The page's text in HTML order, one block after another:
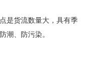
是货流数量大，具有季
潮、防污染。